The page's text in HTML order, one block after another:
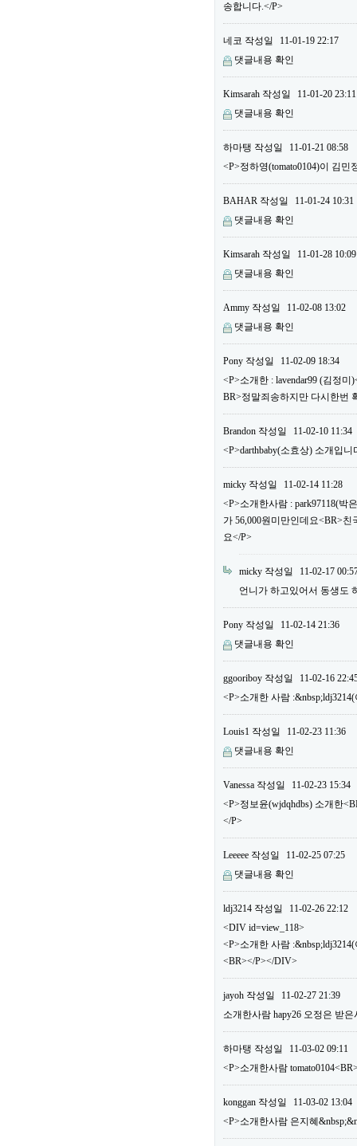
송합니다.</P>
네코 작성일
11-01-19 22:17
댓글내용 확인
Kimsarah 작성일
11-01-20 23:11
댓글내용 확인
하마탱 작성일
11-01-21 08:58
<P>정하영(tomato0104)이 김
BAHAR 작성일
11-01-24 10:31
댓글내용 확인
Kimsarah 작성일
11-01-28 10:09
댓글내용 확인
Ammy 작성일
11-02-08 13:02
댓글내용 확인
Pony 작성일
11-02-09 18:34
<P>소개한 : lavendar99 (김정
BR>정말죄송하지만 다시한번
Brandon 작성일
11-02-10 11:34
<P>darthbaby(소효상) 소개입니
micky 작성일
11-02-14 11:28
<P>소개한사람 : park97118(박
가 56,000원미만인데요<BR>
요</P>
micky 작성일
11-02-17
언니가 하고있어서 동생도
Pony 작성일
11-02-14 21:36
댓글내용 확인
ggooriboy 작성일
11-02-16
<P>소개한 사람
Louis1 작성일
11-02-23 11:36
댓글내용 확인
Vanessa 작성일
11-02-23 15:34
<P>정보윤(wjdqhdbs) 소개한
</P>
Leeeee 작성일
11-02-25 07:25
댓글내용 확인
ldj3214 작성일
11-02-26 22:12
<DIV id=view_118>
<P>소개한 사람
<BR></P></DIV>
jayoh 작성일
11-02-27 21:39
소개한사람 hapy26 오정은 받
하마탱 작성일
11-03-02 09:11
<P>소개한사람
konggan 작성일
11-03-02 13:04
<P>소개한사람 은지혜